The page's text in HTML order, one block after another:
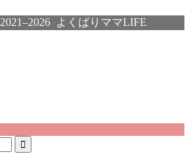
2021–2026 よくばりママLIFE